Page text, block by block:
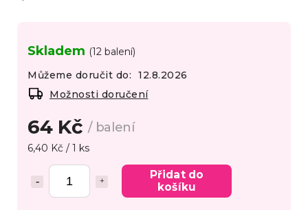
64 Kč/ balení
6,40 Kč / 1 ks
Přidat do
košíku
Skladem (12 balení)
Můžeme doručit do:
12.8.2026
Možnosti doručení